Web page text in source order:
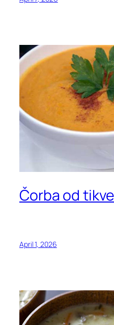
Čorba od
April 1, 2026